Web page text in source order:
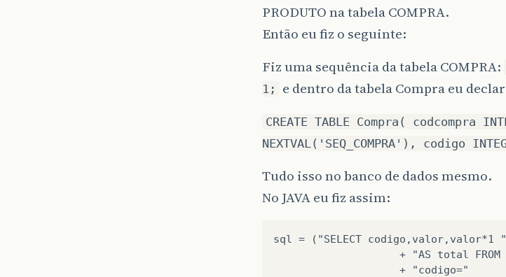
PRODUTO na tabela COMPRA.
Então eu fiz o seguinte:
Fiz uma sequência da tabela COMPRA:
1;
e dentro da tabela Compra eu
CREATE TABLE Compra( codcompra
NEXTVAL('SEQ_COMPRA'), codigo
Tudo isso no banco de dados mesmo.
No JAVA eu fiz assim:
sql = ("SELECT codigo,valor,valor*1 "
+ "AS total FROM
                    + "codigo="